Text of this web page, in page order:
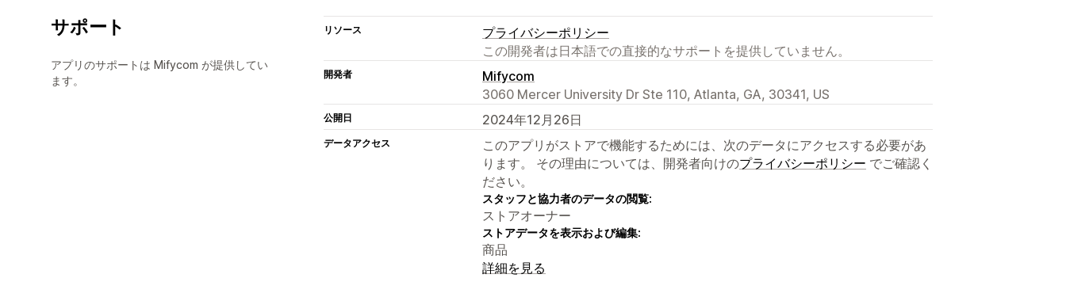
サポート
アプリのサポートは Mifycom が提供してい
ます。
リソース
プライバシーポリシー
この開発者は日本語での直接的なサポートを提供していません。
開発者
Mifycom
3060 Mercer University Dr Ste 110, Atlanta, GA, 30341, US
公開日 2024年12月26日
データアクセス
このアプリがストアで機能するためには、次のデータにアクセスする必要があ
ります。 その理由については、開発者向けのプライバシーポリシー でご確認く
ださい。
スタッフと協力者のデータの閲覧:
ストアオーナー
ストアデータを表示および編集:
商品
詳細を見る